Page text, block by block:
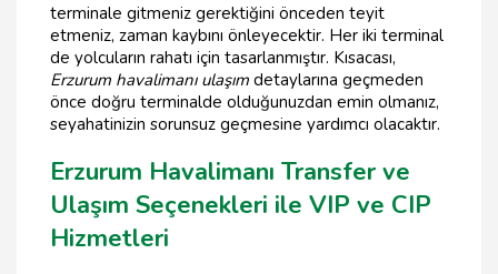
terminale gitmeniz gerektiğini önceden teyit
etmeniz, zaman kaybını önleyecektir. Her iki terminal
de yolcuların rahatı için tasarlanmıştır. Kısacası,
Erzurum havalimanı ulaşım detaylarına geçmeden
önce doğru terminalde olduğunuzdan emin olmanız,
seyahatinizin sorunsuz geçmesine yardımcı olacaktır.
Erzurum Havalimanı Transfer ve
Ulaşım Seçenekleri ile VIP ve CIP
Hizmetleri